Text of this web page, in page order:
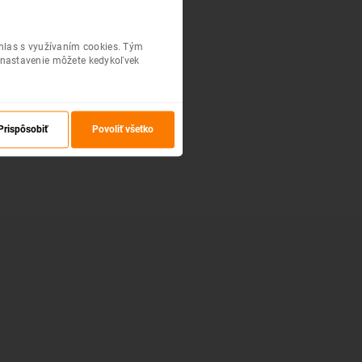
s využívaním cookies. Tým
môžete kedykoľvek
Prispôsobiť Povoliť všetko